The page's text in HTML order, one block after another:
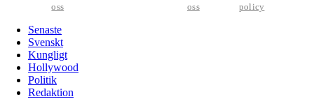
oss
oss
policy
Senaste
Svenskt
Kungligt
Hollywood
Politik
Redaktion